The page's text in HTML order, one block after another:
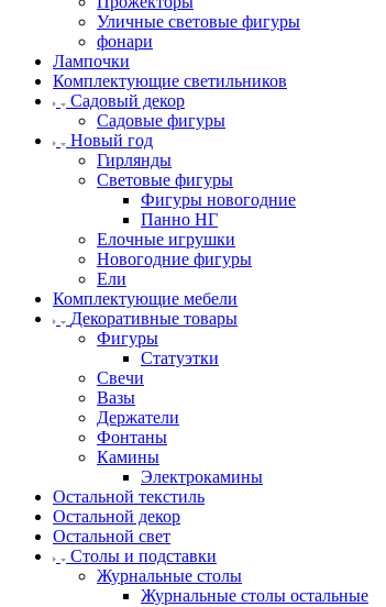
Уличные световые фигуры
фонари
Лампочки
Комплектующие светильников
Садовый декор
Садовые фигуры
Новый год
Гирлянды
Световые фигуры
Фигуры новогодние
Панно НГ
Елочные игрушки
Новогодние фигуры
Ели
Комплектующие мебели
Декоративные товары
Фигуры
Статуэтки
Свечи
Вазы
Держатели
Фонтаны
Камины
Электрокамины
Остальной текстиль
Остальной декор
Остальной свет
Столы и подставки
Журнальные столы
Журнальные столы остальные